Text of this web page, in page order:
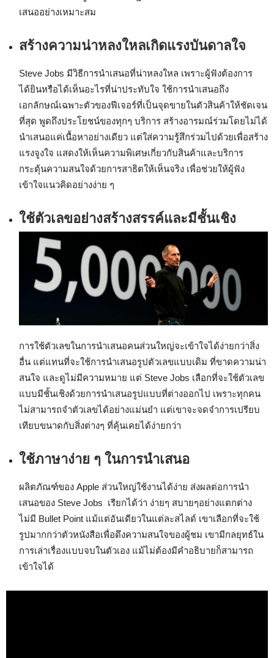
เสนออย่างเหมาะสม
สร้างความน่าหลงใหลเกิดแรงบันดาลใจ
Steve Jobs มีวิธีการนำเสนอที่น่าหลงใหล เพราะผู้ฟังต้องการ
ได้ยินหรือได้เห็นอะไรที่น่าประทับใจ ใช้การนำเสนอถึง
เอกลักษณ์เฉพาะตัวของฟีเจอร์ที่เป็นจุดขายในตัวสินค้าให้ชัดเจน
ที่สุด พูดถึงประโยชน์ของทุกๆ บริการ สร้างอารมณ์ร่วมโดยไม่ได้
นำเสนอแค่เนื้อหาอย่างเดียว แต่ใส่ความรู้สึกร่วมไปด้วยเพื่อสร้าง
แรงจูงใจ แสดงให้เห็นความพิเศษเกี่ยวกับสินค้าและบริการ
กระตุ้นความสนใจด้วยการสาธิตให้เห็นจริง เพื่อช่วยให้ผู้ฟัง
เข้าใจแนวคิดอย่างง่าย ๆ
ใช้ตัวเลขอย่างสร้างสรรค์และมีชั้นเชิง
การใช้ตัวเลขในการนำเสนอคนส่วนใหญ่จะเข้าใจได้ง่ายกว่าสิ่ง
อื่น แต่แทนที่จะใช้การนำเสนอรูปตัวเลขแบบเดิม ที่ขาดความน่า
สนใจ และดูไม่มีความหมาย แต่ Steve Jobs เลือกที่จะใช้ตัวเลข
แบบมีชั้นเชิงด้วยการนำเสนอรูปแบบที่ต่างออกไป เพราะทุกคน
ไม่สามารถจำตัวเลขได้อย่างแม่นยำ แต่เขาจะจดจำการเปรียบ
เทียบขนาดกับสิ่งต่างๆ ที่คุ้นเคยได้ง่ายกว่า
ใช้ภาษาง่าย ๆ ในการนำเสนอ
ผลิตภัณฑ์ของ Apple ส่วนใหญ่ใช้งานได้ง่าย ส่งผลต่อการนำ
เสนอของ Steve Jobs เรียกได้ว่า ง่ายๆ สบายๆอย่างแตกต่าง
ไม่มี Bullet Point แม้แต่อันเดียวในแต่ละสไลด์ เขาเลือกที่จะใช้
รูปมากกว่าตัวหนังสือเพื่อดึงความสนใจของผู้ชม เขามีกลยุทธ์ใน
การเล่าเรื่องแบบจบในตัวเอง แม้ไม่ต้องมีคำอธิบายก็สามารถ
เข้าใจได้